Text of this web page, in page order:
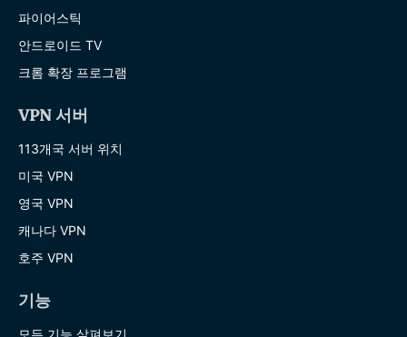
파이어스틱
안드로이드 TV
크롬 확장 프로그램
VPN 서버
113개국 서버 위치
미국 VPN
영국 VPN
캐나다 VPN
호주 VPN
기능
모든 기능 살펴보기